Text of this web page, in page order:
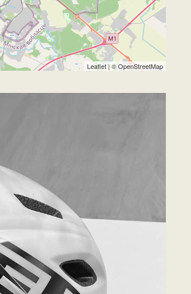
Leaflet | ©OpenStreetMap